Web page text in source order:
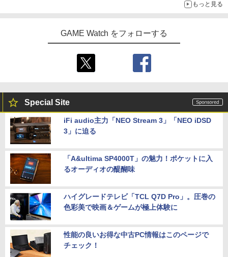
もっと見る
GAME Watch をフォローする
Special Site
iFi audio主力「NEO Stream 3」「NEO iDSD
3」に迫る
「A&ultima SP4000T」の魅力！ポケットに入
るオーディオの醍醐味
ハイグレードテレビ「TCL Q7D Pro」。圧巻の
色彩美で映画＆ゲームが極上体験に
性能の良いお得な中古PC情報はこのページで
チェック！